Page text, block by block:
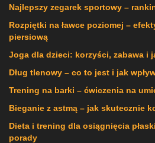
Najlepszy zegarek sportowy –
Rozpiętki na ławce poziomej –
piersiową
Joga dla dzieci: korzyści, zabawa i
Dług tlenowy – co to jest i jak
Trening na barki – ćwiczenia na
Bieganie z astmą – jak skutecznie
Dieta i trening dla osiągnięcia
porady